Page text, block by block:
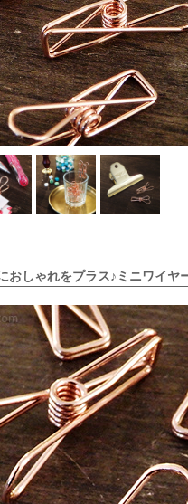
おしゃれをプラス♪ミニワイヤ